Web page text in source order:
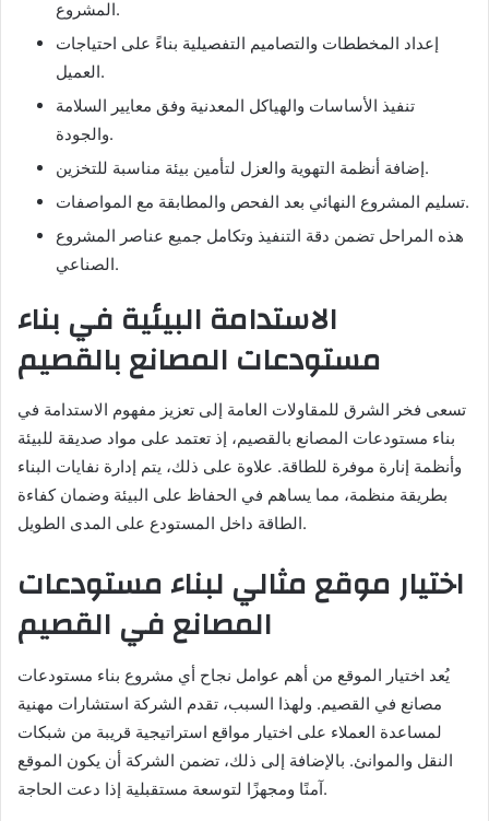
المشروع.
إعداد المخططات والتصاميم التفصيلية بناءً على احتياجات
العميل.
تنفيذ الأساسات والهياكل المعدنية وفق معايير السلامة
والجودة.
إضافة أنظمة التهوية والعزل لتأمين بيئة مناسبة للتخزين.
تسليم المشروع النهائي بعد الفحص والمطابقة مع المواصفات.
هذه المراحل تضمن دقة التنفيذ وتكامل جميع عناصر المشروع
الصناعي.
الاستدامة البيئية في بناء
مستودعات المصانع بالقصيم
تسعى فخر الشرق للمقاولات العامة إلى تعزيز مفهوم الاستدامة في
بناء مستودعات المصانع بالقصيم، إذ تعتمد على مواد صديقة للبيئة
وأنظمة إنارة موفرة للطاقة. علاوة على ذلك، يتم إدارة نفايات البناء
بطريقة منظمة، مما يساهم في الحفاظ على البيئة وضمان كفاءة
الطاقة داخل المستودع على المدى الطويل.
اختيار موقع مثالي لبناء مستودعات
المصانع في القصيم
يُعد اختيار الموقع من أهم عوامل نجاح أي مشروع بناء مستودعات
مصانع في القصيم. ولهذا السبب، تقدم الشركة استشارات مهنية
لمساعدة العملاء على اختيار مواقع استراتيجية قريبة من شبكات
النقل والموانئ. بالإضافة إلى ذلك، تضمن الشركة أن يكون الموقع
آمنًا ومجهزًا لتوسعة مستقبلية إذا دعت الحاجة.